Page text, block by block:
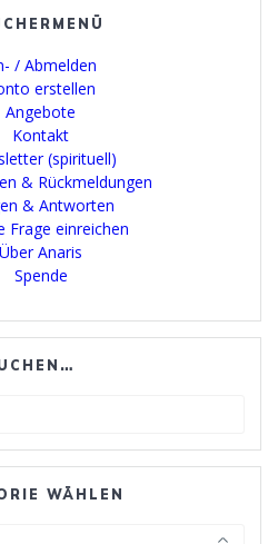
/ Abmelden
erstellen
Angebote
Kontakt
(spirituell)
& Rückmeldungen
& Antworten
Frage einreichen
Über Anaris
Spende
WÄHLEN